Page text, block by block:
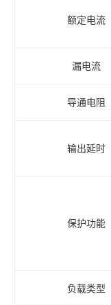
额定电流
漏电流
导通电阻
输出延时
保护功能
负载类型